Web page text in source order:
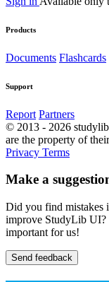
Products
Documents Flashcards
Support
Report Partners
© 2013 - 2026
are the property of
Privacy Terms
Make a
Did you find mistakes
improve StudyLib UI?
important for us!
Send feedback